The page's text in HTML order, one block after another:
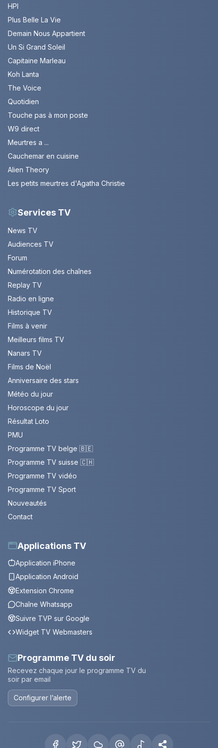
HPI
Plus Belle La Vie
Demain Nous Appartient
Un Si Grand Soleil
Capitaine Marleau
Koh Lanta
The Voice
Quotidien
Touche pas à mon poste
W9 direct
Meurtres a ...
Cauchemar en cuisine
Alien Theory
Les petits meurtres d'Agatha Christie
Services TV
News TV
Audiences TV
Forum
Numérotation des chaînes
Replay TV
Radio en ligne
Historique TV
Films à venir
Meilleurs films TV
Nanars TV
Films de Noël
Anniversaire des stars
Météo du jour
Horoscope du jour
Résultat Loto
PMU
Programme TV belge 🇧🇪
Programme TV suisse 🇨🇭
Programme TV vidéo
Programme TV Sport
Nouveautés
Contact
Applications TV
Application iPhone
Application Android
Extension Chrome
Chaîne Whatsapp
Suivre TVP sur Google
Widget TV Webmasters
Programme TV du soir
Recevez chaque jour le programme TV du
soir par email
Configurer l’alerte